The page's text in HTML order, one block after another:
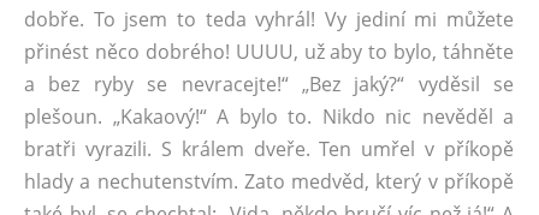
dobře. To jsem to teda vyhrál! Vy jediní mi můžete
přinést něco dobrého! UUUU, už aby to bylo, táhněte
a bez ryby se nevracejte!“ „Bez jaký?“ vyděsil se
plešoun. „Kakaový!“ A bylo to. Nikdo nic nevěděl a
bratři vyrazili. S králem dveře. Ten umřel v příkopě
hlady a nechutenstvím. Zato medvěd, který v příkopě